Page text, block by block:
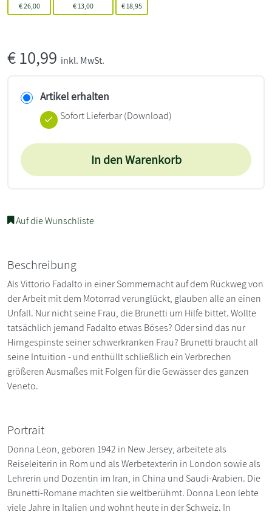
€26,00
€ 13,00
€ 18,95
€10,99 inkl. MwSt.
Artikel erhalten
Sofort Lieferbar (Download)
In den Warenkorb
Auf die Wunschliste
Beschreibung
Als Vittorio Fadalto in einer Sommernacht auf dem Rückweg von
der Arbeit mit dem Motorrad verunglückt, glauben alle an einen
Unfall. Nur nicht seine Frau, die Brunetti um Hilfe bittet. Wollte
tatsächlich jemand Fadalto etwas Böses? Oder sind das nur
Hirngespinste seiner schwerkranken Frau? Brunetti braucht all
seine Intuition - und enthüllt schließlich ein Verbrechen
größeren Ausmaßes mit Folgen für die Gewässer des ganzen
Veneto.
Portrait
Donna Leon, geboren 1942 in New Jersey, arbeitete als
Reiseleiterin in Rom und als Werbetexterin in London sowie als
Lehrerin und Dozentin im Iran, in China und Saudi-Arabien. Die
Brunetti-Romane machten sie weltberühmt. Donna Leon lebte
viele Jahre in Italien und wohnt heute in der Schweiz. In